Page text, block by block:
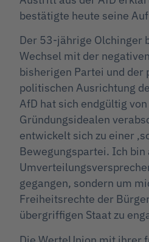
bestätigte heute seine
Der 53-jährige Olchinger
Wechsel mit der
bisherigen Partei und der
politischen Ausrichtung
AfD hat sich endgültig
Gründungsidealen
entwickelt sich zu einer
Bewegungspartei. Ich
gegangen, sondern um
Freiheitsrechte der
übergriffigen Staat zu